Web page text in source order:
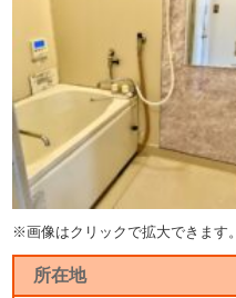
※画像はクリックで拡大できます。
所在地